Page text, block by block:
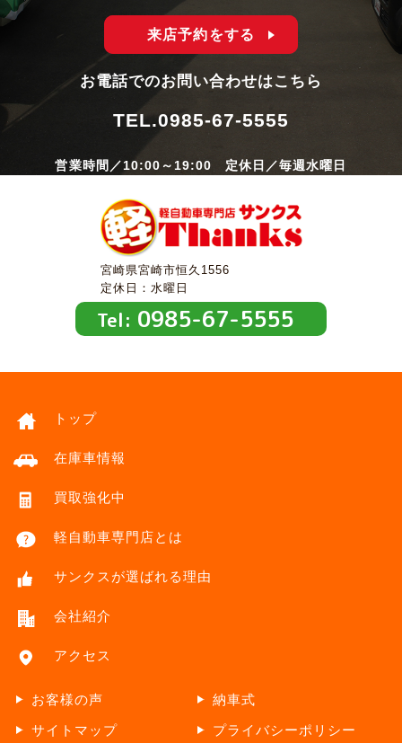
来店予約をする
お電話でのお問い合わせはこちら
TEL.0985-67-5555
営業時間／10:00～19:00 定休日／毎週水曜日
宮崎県宮崎市恒久1556
定休日：水曜日
Tel: 0985-67-5555
トップ
在庫車情報
買取強化中
軽自動車専門店とは
サンクスが選ばれる理由
会社紹介
アクセス
お客様の声
納車式
サイトマップ
プライバシーポリシー